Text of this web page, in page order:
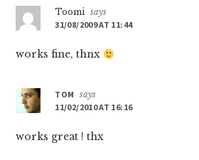
Toomi says
31/08/2009 AT 11:44
works fine, thnx
TOM
says
11/02/2010 AT 16:16
works great ! thx